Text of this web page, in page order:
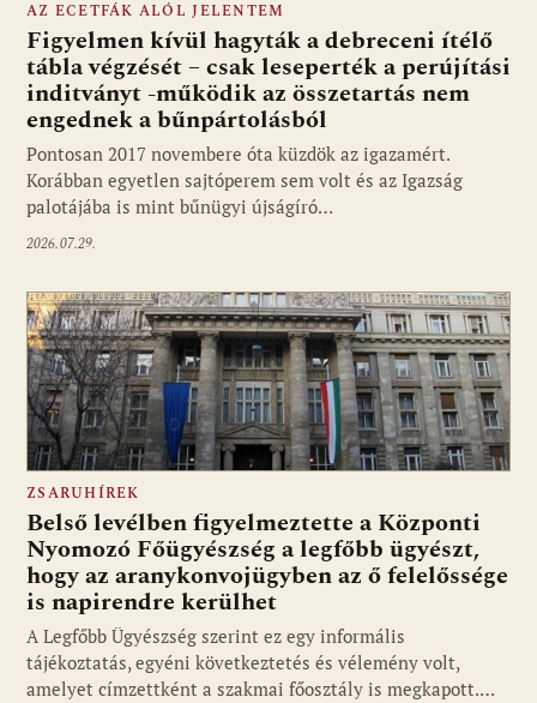
AZ ECETFÁK ALÓL JELENTEM
Figyelmen kívül hagyták a debreceni ítélő
tábla végzését – csak leseperték a perújítási
inditványt -működik az összetartás nem
engednek a bűnpártolásból
Pontosan 2017 novembere óta küzdök az igazamért.
Korábban egyetlen sajtóperem sem volt és az Igazság
palotájába is mint bűnügyi újságíró…
2026.07.29.
ZSARUHÍREK
Belső levélben figyelmeztette a Központi
Nyomozó Főügyészség a legfőbb ügyészt,
hogy az aranykonvojügyben az ő felelőssége
is napirendre kerülhet
A Legfőbb Ügyészség szerint ez egy informális
tájékoztatás, egyéni következtetés és vélemény volt,
amelyet címzettként a szakmai főosztály is megkapott.…